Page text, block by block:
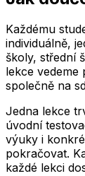
Každému
individuálně,
školy, střední
lekce vedeme
společně na
Jedna lekce
úvodní
výuky i
pokračovat.
každé lekci